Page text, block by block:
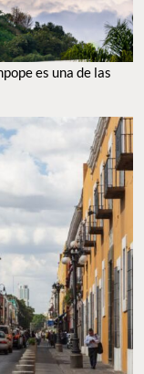
es una de las